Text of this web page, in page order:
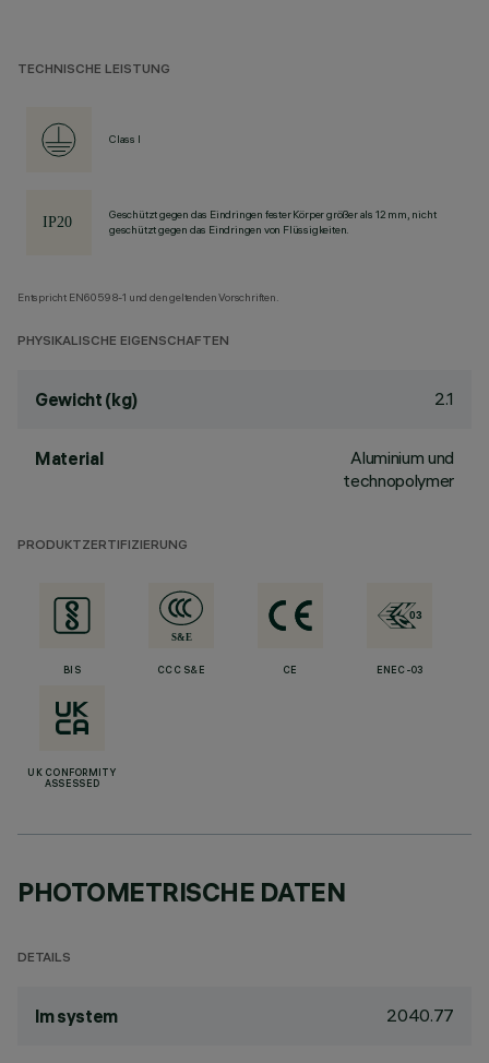
TECHNISCHE LEISTUNG
Class I
Geschützt gegen das Eindringen fester Körper größer als 12 mm, nicht
geschützt gegen das Eindringen von Flüssigkeiten.
Entspricht EN60598-1 und den geltenden Vorschriften.
PHYSIKALISCHE EIGENSCHAFTEN
Gewicht (kg) 2.1
Material
Aluminium und
technopolymer
PRODUKTZERTIFIZIERUNG
BIS CCC S&E CE ENEC-03
UK CONFORMITY
ASSESSED
PHOTOMETRISCHE DATEN
DETAILS
lm system 2040.77